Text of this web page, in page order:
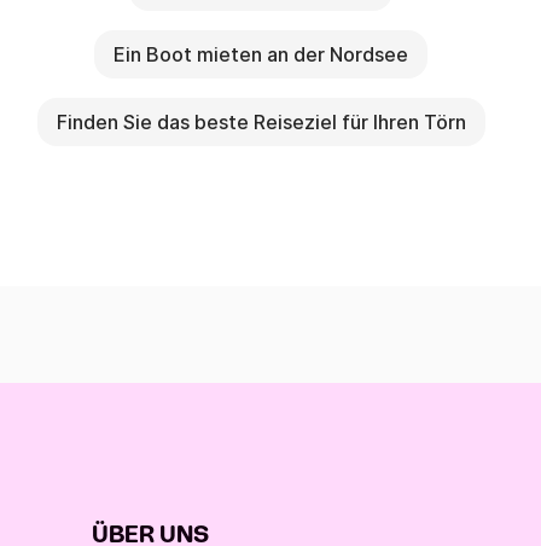
Ein Boot mieten an der Nordsee
Finden Sie das beste Reiseziel für Ihren Törn
ÜBER UNS